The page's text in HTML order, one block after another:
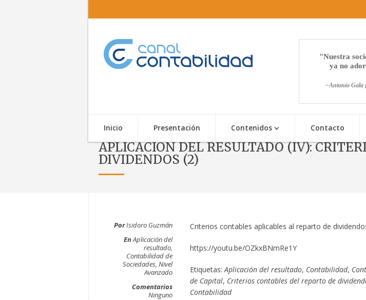
Nuestra
ya no
~Antonio Gala
Inicio Presentación Contenidos Contacto
APLICACIÓN DEL RESULTADO (IV):
DIVIDENDOS (2)
PorIsidoro Guzmán
EnAplicación del
resultado,
Contabilidad de
Sociedades, Nivel
Avanzado
Comentarios
Ninguno
Criterios contables aplicables al reparto de
https://youtu.be/OZkxBNmRe1Y
Etiquetas:Aplicación del resultado, Contabilidad,
de Capital, Criterios contables del reparto de
Contabilidad